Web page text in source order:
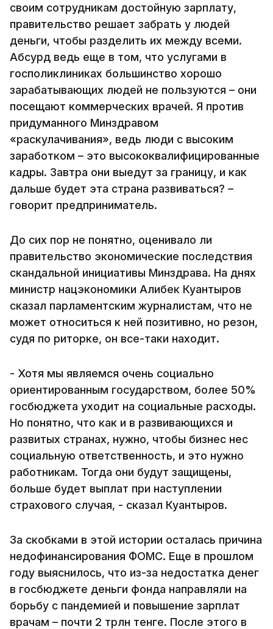
своим сотрудникам достойную зарплату,
правительство решает забрать у людей
деньги, чтобы разделить их между всеми.
Абсурд ведь еще в том, что услугами в
госполиклиниках большинство хорошо
зарабатывающих людей не пользуются – они
посещают коммерческих врачей. Я против
придуманного Минздравом
«раскулачивания», ведь люди с высоким
заработком – это высококвалифицированные
кадры. Завтра они выедут за границу, и как
дальше будет эта страна развиваться? –
говорит предприниматель.
До сих пор не понятно, оценивало ли
правительство экономические последствия
скандальной инициативы Минздрава. На днях
министр нацэкономики Алибек Куантыров
сказал парламентским журналистам, что не
может относиться к ней позитивно, но резон,
судя по риторке, он все-таки находит.
- Хотя мы являемся очень социально
ориентированным государством, более 50%
госбюджета уходит на социальные расходы.
Но понятно, что как и в развивающихся и
развитых странах, нужно, чтобы бизнес нес
социальную ответственность, и это нужно
работникам. Тогда они будут защищены,
больше будет выплат при наступлении
страхового случая, - сказал Куантыров.
За скобками в этой истории осталась причина
недофинансирования ФОМС. Еще в прошлом
году выяснилось, что из-за недостатка денег
в госбюджете деньги фонда направляли на
борьбу с пандемией и повышение зарплат
врачам – почти 2 трлн тенге. После этого в